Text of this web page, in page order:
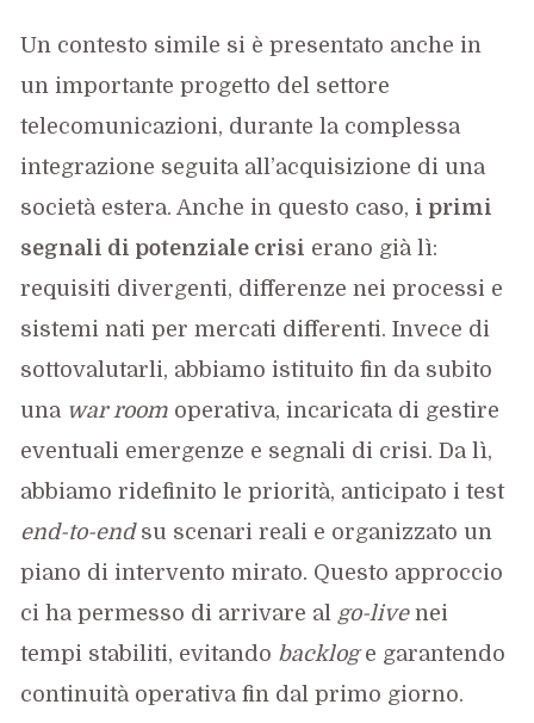
Un contesto simile si è presentato anche in
un importante progetto del settore
telecomunicazioni, durante la complessa
integrazione seguita all’acquisizione di una
società estera. Anche in questo caso, i primi
segnali di potenziale crisi erano già lì:
requisiti divergenti, differenze nei processi e
sistemi nati per mercati differenti. Invece di
sottovalutarli, abbiamo istituito fin da subito
una war room operativa, incaricata di gestire
eventuali emergenze e segnali di crisi. Da lì,
abbiamo ridefinito le priorità, anticipato i test
end-to-endsu scenari reali e organizzato un
piano di intervento mirato. Questo approccio
ci ha permesso di arrivare al go-livenei
tempi stabiliti, evitando backloge garantendo
continuità operativa fin dal primo giorno.